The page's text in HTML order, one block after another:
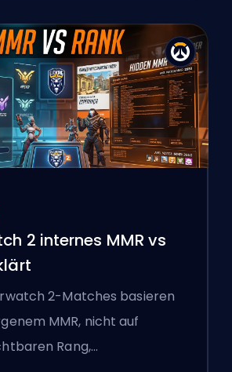
2 internes MMR vs
2-Matches basieren
MMR, nicht auf
Rang,…